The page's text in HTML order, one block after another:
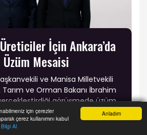
Anladım
için çerezler
çerez kullanımını kabul
Al
İçin Ankara’da
Üzüm Mesaisi
ve Manisa Milletvekili
Tarım ve Orman Bakanı İbrahim
görüşmede üzüm
taleplerini gündeme taşıdı.
kuru üzüm alımı yapması,
en geç temmuz ayında
Haber Ara İhbar Hattı Menu